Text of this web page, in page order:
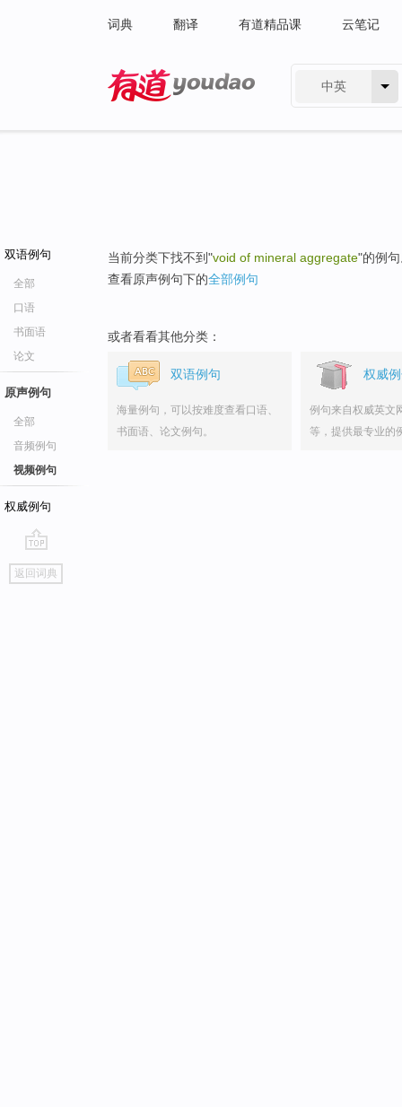
词典 翻译 有道精品课 云笔记
中英
双语例句
全部
口语
书面语
论文
原声例句
全部
音频例句
视频例句
权威例句
go
top
返回词典
当前分类下找不到"void of mineral aggregate"的例
查看原声例句下的全部例句
或者看看其他分类：
双语例句
海量例句，可以按难度查看口语、
书面语、论文例句。
权威
例句来自权威英文
等，提供最专业的